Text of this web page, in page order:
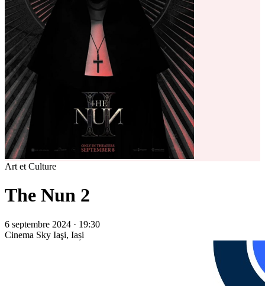
Art et Culture
The Nun 2
6 septembre 2024 · 19:30
Cinema Sky Iaşi, Iași